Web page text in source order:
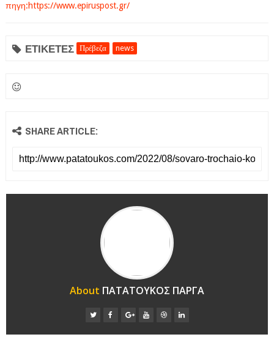
πηγη:https://www.epiruspost.gr/
ΕΤΙΚΕΤΕΣ Πρέβεζα news
SHARE ARTICLE:
About ΠΑΤΑΤΟΥΚΟΣ ΠΑΡΓΑ